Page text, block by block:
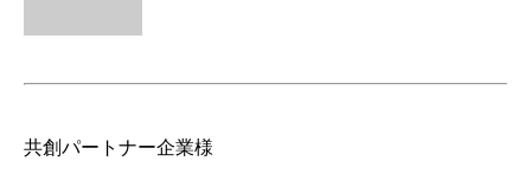
共創パートナー企業様